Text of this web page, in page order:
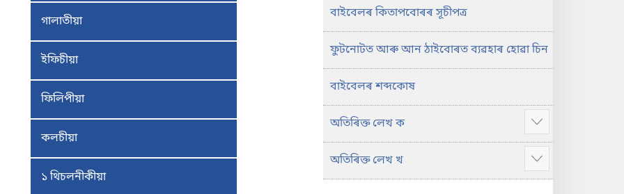
গালাতীয়া
ইফিচীয়া
ফিলিপীয়া
কলচীয়া
১ থিচলনীকীয়া
বাইবেলৰ কিতাপবোৰৰ সূচীপত্ৰ
ফুটনোটত আৰু আন ঠাইবোৰত ব্যৱহাৰ হোৱা চিন
বাইবেলৰ শব্দকোষ
অতিৰিক্ত লেখ ক
Show
more
অতিৰিক্ত লেখ খ
Show
more